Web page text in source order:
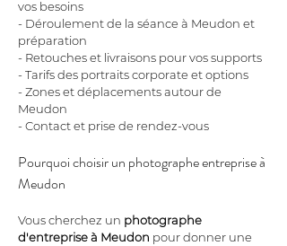
vos besoins
- Déroulement de la séance à Meudon et
préparation
- Retouches et livraisons pour vos supports
- Tarifs des portraits corporate et options
- Zones et déplacements autour de
Meudon
- Contact et prise de rendez-vous
Pourquoi choisir un photographe entreprise à
Meudon
Vous cherchez un photographe
d'entreprise à Meudon pour donner une